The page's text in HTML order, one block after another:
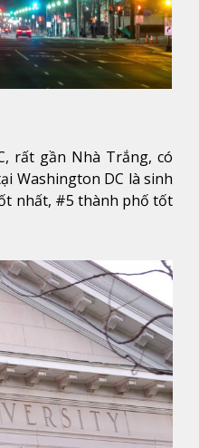
rất gần Nhà Trắng, có
Washington DC là sinh
nhất, #5 thành phố tốt